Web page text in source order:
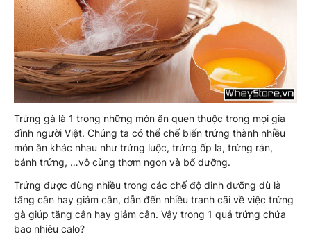
Trứng gà là 1 trong những món ăn quen thuộc trong mọi gia
đình người Việt. Chúng ta có thể chế biến trứng thành nhiều
món ăn khác nhau như trứng luộc, trứng ốp la, trứng rán,
bánh trứng, …vô cùng thơm ngon và bổ dưỡng.
Trứng được dùng nhiều trong các chế độ dinh dưỡng dù là
tăng cân hay giảm cân, dẫn đến nhiều tranh cãi về việc trứng
gà giúp tăng cân hay giảm cân. Vậy trong 1 quả trứng chứa
bao nhiêu calo?